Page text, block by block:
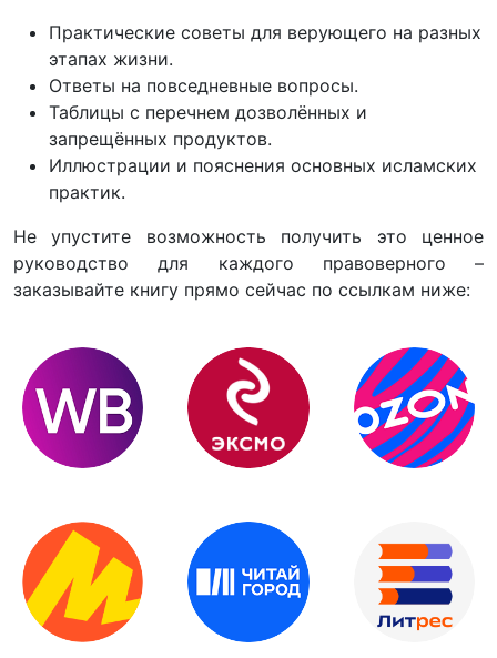
Практические советы для верующего на разных
этапах жизни.
Ответы на повседневные вопросы.
Таблицы с перечнем дозволённых и
запрещённых продуктов.
Иллюстрации и пояснения основных исламских
практик.
Не упустите возможность получить это ценное
руководство для каждого правоверного –
заказывайте книгу прямо сейчас по ссылкам ниже: